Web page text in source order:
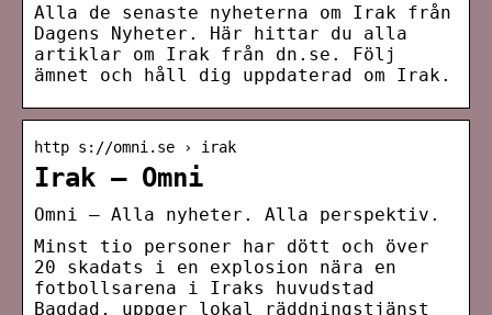
Alla de senaste nyheterna om Irak från
Dagens Nyheter. Här hittar du alla
artiklar om Irak från dn.se. Följ
ämnet och håll dig uppdaterad om Irak.
http s://omni.se › irak
Irak – Omni
Omni – Alla nyheter. Alla perspektiv.
Minst tio personer har dött och över
20 skadats i en explosion nära en
fotbollsarena i Iraks huvudstad
Bagdad, uppger lokal räddningstjänst